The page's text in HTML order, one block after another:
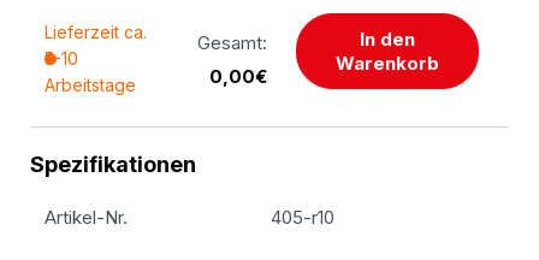
Lieferzeit ca.
5-10
Arbeitstage
Gesamt:
0,00€
In den
Warenkorb
Spezifikationen
Artikel-Nr. 405-r10